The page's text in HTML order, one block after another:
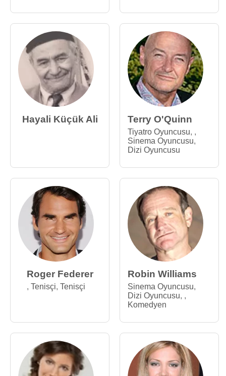
Hayali Küçük Ali Terry O'Quinn
Tiyatro Oyuncusu, ,
Sinema Oyuncusu,
Dizi Oyuncusu
Roger Federer
, Tenisçi, Tenisçi
Robin Williams
Sinema Oyuncusu,
Dizi Oyuncusu, ,
Komedyen